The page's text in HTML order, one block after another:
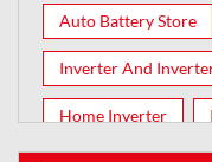
Auto Battery Store
Inverter And
Home Inverter